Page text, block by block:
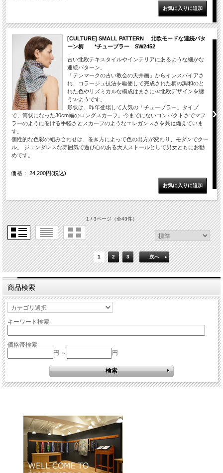
[CULTURE] SMALL PATTERN 北欧モードな連続パタ
ーン柄 *チューブラー SW2452
古い北欧テキスタイルやインテリアにあるような細かな
連続パターン。
「デンマークの古い教会の天井画」からインスパイアさ
れ、コラージュ技法を駆使して完成された柄の調和のと
れた色やリズミカルな構成はまさに≪北欧デザインを纏
う≫ようです。
形状は、昨年登場して人気の「チューブラー」タイプ
で、筒状になった30cm幅のロングスカーフ。今までにないコンパクトさでマフ
ラーのように巻ける手軽さとスカーフのようなエレガンスさを兼ね備えていま
す。
個性的な色彩の組み合わせは、巻き方によって色の出方が変わり、モダンでクー
ル。 ジェンダレスな雰囲気で遊び心のある大人ストールとして男女ともにお勧
めです。
価格： 24,200円(税込)
1 / 3ページ（全43件）
1 2 3 次へ
商品検索
キーワード検索
価格帯検索
円 ～
円